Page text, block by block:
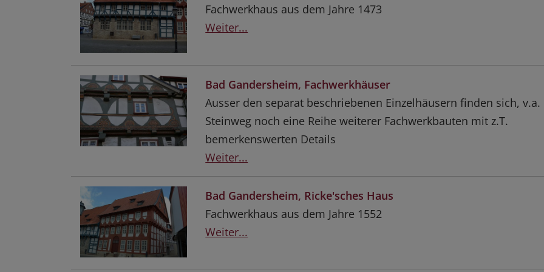
Fachwerkhaus aus dem Jahre 1473
Weiter...
Bad Gandersheim, Fachwerkhäuser
Ausser den separat beschriebenen Einzelhäusern finden sich,
Steinweg noch eine Reihe weiterer Fachwerkbauten mit z.T.
bemerkenswerten Details
Weiter...
Bad Gandersheim, Ricke'sches Haus
Fachwerkhaus aus dem Jahre 1552
Weiter...